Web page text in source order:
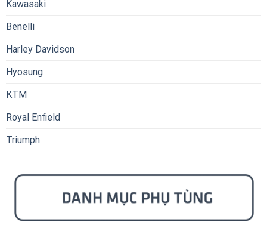
Kawasaki
Benelli
Harley Davidson
Hyosung
KTM
Royal Enfield
Triumph